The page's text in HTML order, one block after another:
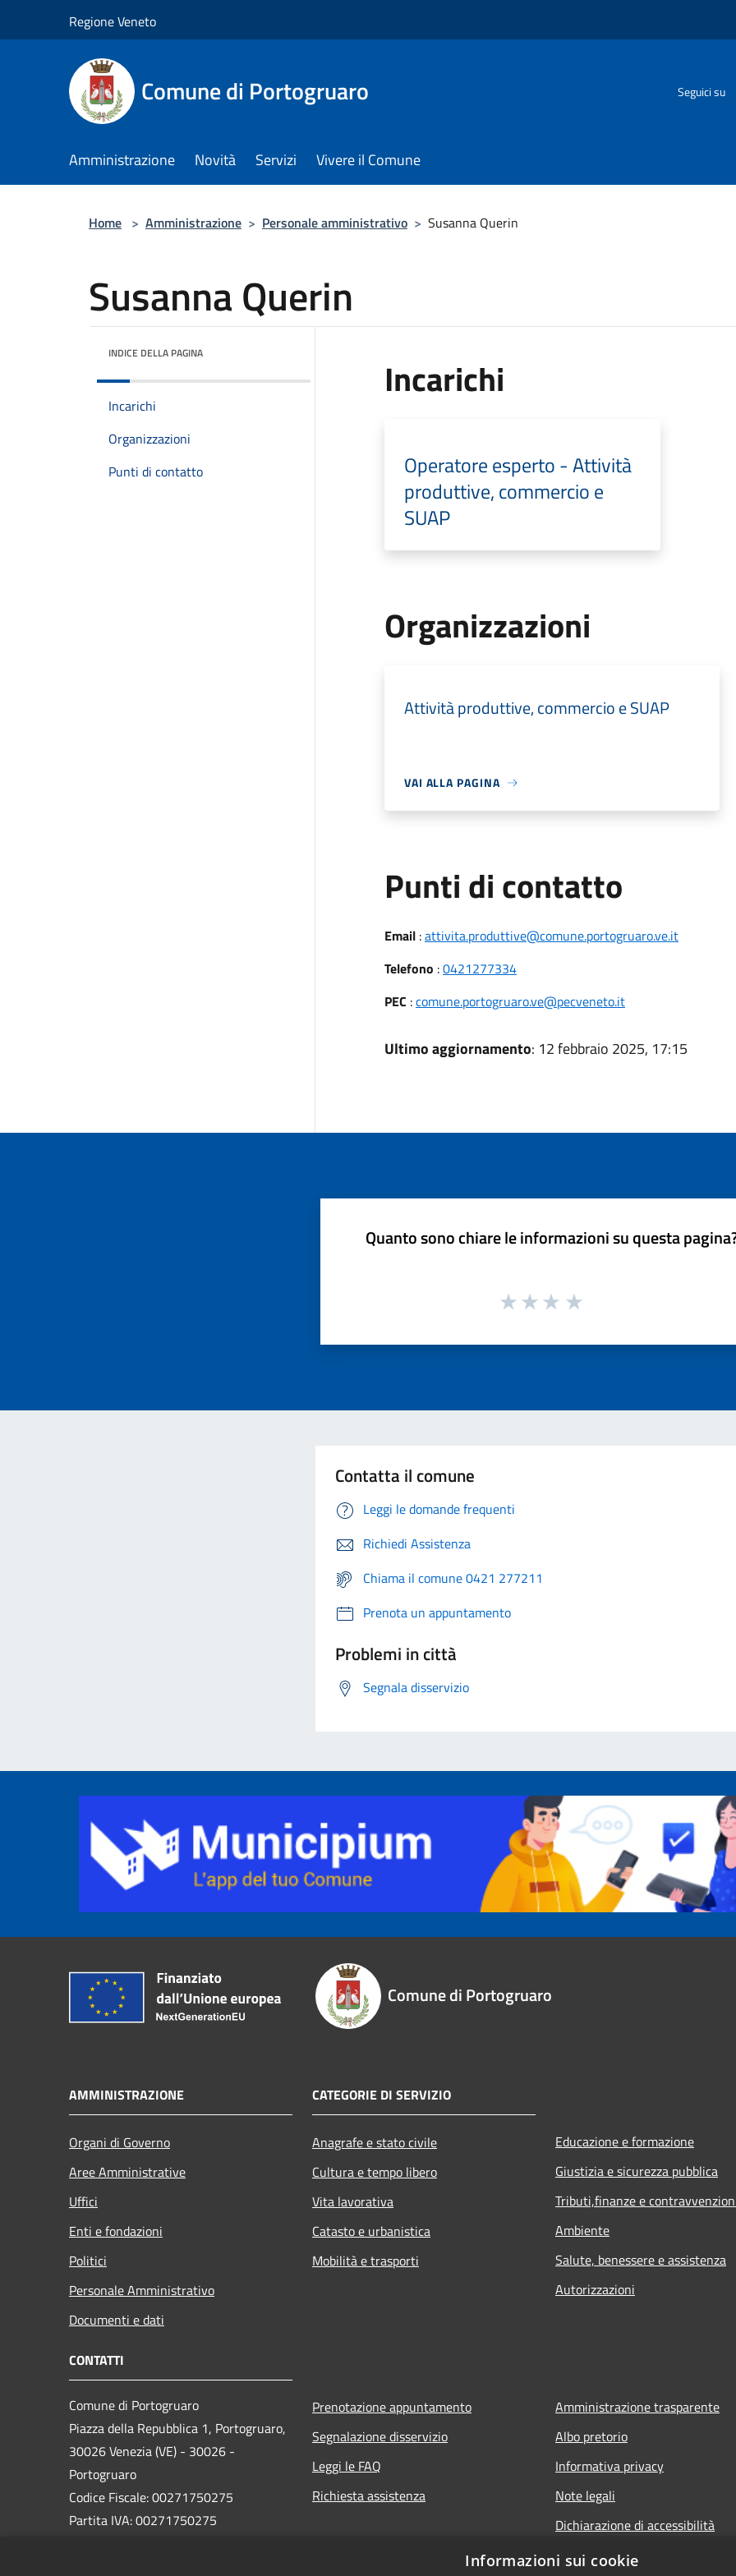
Regione Veneto
Comune di Portogruaro Seguici su
Amministrazione Novità Servizi Vivere il Comune
Home > Amministrazione > Personale amministrativo > Susanna Querin
Susanna Querin
INDICE DELLA PAGINA
Incarichi
Organizzazioni
Punti di contatto
Incarichi
Operatore esperto - Attività
produttive, commercio e
SUAP
Organizzazioni
Attività produttive, commercio e SUAP
VAI ALLA PAGINA
Punti di contatto
Email:attivita.produttive@comune.portogruaro.ve.it
Telefono :0421277334
PEC :comune.portogruaro.ve@pecveneto.it
Ultimo aggiornamento: 12 febbraio 2025, 17:15
Quanto sono chiare le informazioni su questa
Contatta il comune
Leggi le domande frequenti
Richiedi Assistenza
Chiama il comune 0421 277211
Prenota un appuntamento
Problemi in città
Segnala disservizio
Comune di Portogruaro
AMMINISTRAZIONE
Organi di Governo
Aree Amministrative
Uffici
Enti e fondazioni
Politici
Personale Amministrativo
Documenti e dati
CATEGORIE DI SERVIZIO
Anagrafe e stato civile
Cultura e tempo libero
Vita lavorativa
Catasto e urbanistica
Mobilità e trasporti
Educazione e formazione
Giustizia e sicurezza pubblica
Tributi,finanze e
Ambiente
Salute, benessere e assistenza
Autorizzazioni
CONTATTI
Comune di Portogruaro
Piazza della Repubblica 1, Portogruaro,
30026 Venezia (VE) - 30026 -
Portogruaro
Codice Fiscale: 00271750275
Partita IVA: 00271750275
Prenotazione appuntamento
Segnalazione disservizio
Leggi le FAQ
Richiesta assistenza
Amministrazione trasparente
Albo pretorio
Informativa privacy
Note legali
Dichiarazione di accessibilità
Informazioni sui cookie